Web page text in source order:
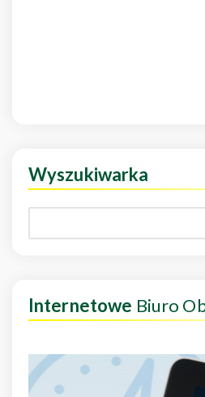
Wyszukiwarka
Internetowe Biuro